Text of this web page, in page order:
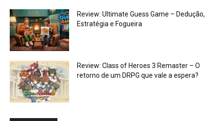
Review: Ultimate Guess Game – Dedução,
Estratégia e Fogueira
Review: Class of Heroes 3 Remaster – O
retorno de um DRPG que vale a espera?